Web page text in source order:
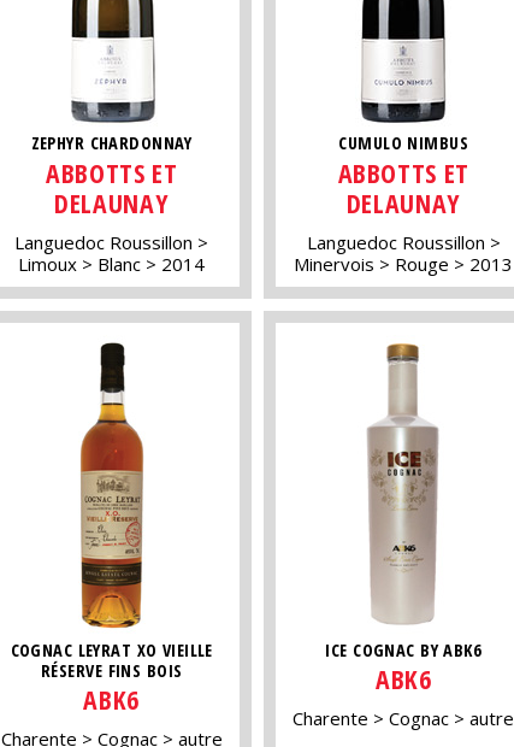
ZEPHYR CHARDONNAY
ABBOTTS ET
DELAUNAY
Languedoc Roussillon
Limoux
Blanc 2014
CUMULO NIMBUS
ABBOTTS ET
DELAUNAY
Languedoc Roussillon
Minervois
Rouge 2013
COGNAC LEYRAT XO VIEILLE
RÉSERVE FINS BOIS
ABK6
Charente Cognac autre
ICE COGNAC BY ABK6
ABK6
Charente Cognac autre